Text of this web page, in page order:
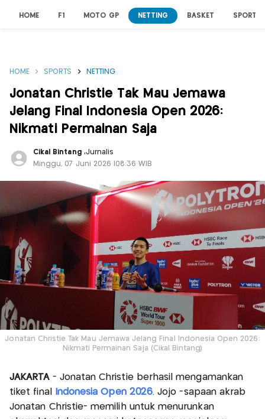
HOME F1 MOTO GP NETTING BASKET SPORT
HOME SPORTS NETTING
Jonatan Christie Tak Mau Jemawa
Jelang Final Indonesia Open 2026:
Nikmati Permainan Saja
Cikal Bintang ,Jurnalis
Minggu, 07 Juni 2026 |08:36 WIB
Jonatan Christie Tak Mau Jemawa Jelang Final Indonesia Open 2026:
Nikmati Permainan Saja (Cikal Bintang)
JAKARTA - Jonatan Christie berhasil mengamankan
tiket final
Indonesia Open 2026. Jojo -sapaan akrab
Jonatan Christie- memilih untuk menurunkan